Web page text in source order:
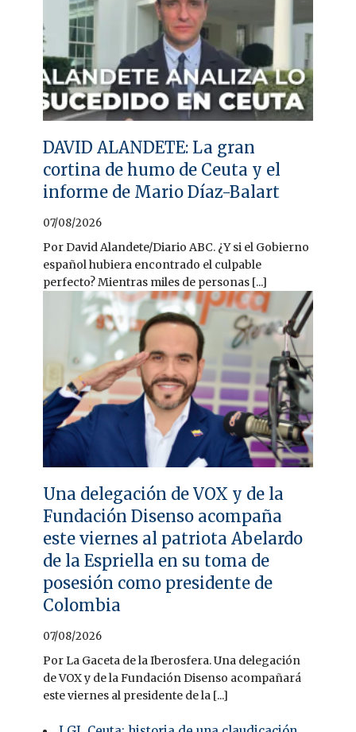
DAVID ALANDETE: La gran
cortina de humo de Ceuta y el
informe de Mario Díaz-Balart
07/08/2026
Por David Alandete/Diario ABC. ¿Y si el Gobierno
español hubiera encontrado el culpable
perfecto? Mientras miles de personas [...]
Una delegación de VOX y de la
Fundación Disenso acompaña
este viernes al patriota Abelardo
de la Espriella en su toma de
posesión como presidente de
Colombia
07/08/2026
Por La Gaceta de la Iberosfera. Una delegación
de VOX y de la Fundación Disenso acompañará
este viernes al presidente de la [...]